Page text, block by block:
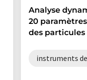
Analyse
20
des
instruments